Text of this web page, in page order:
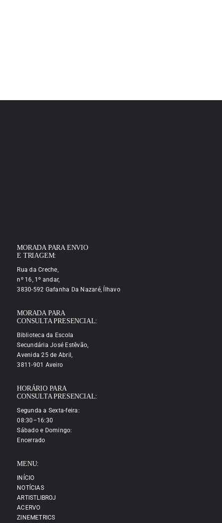
MORADA PARA ENVIO
E TRIAGEM:
Rua da Creche,
nº 16, 1º andar,
3830-592 Gafanha Da Nazaré, Ílhavo
MORADA PARA
CONSULTA PRESENCIAL:
Biblioteca da Escola
Secundária José Estêvão,
Avenida 25 de Abril,
3811-901 Aveiro
HORÁRIO PARA
CONSULTA PRESENCIAL:
Segunda a Sexta-feira:
08:30–16:30
Sábado e Domingo:
Encerrado
MENU:
INÍCIO
NOTÍCIAS
ARTISTLIBROJ
ACERVO
ZINEMETRICS